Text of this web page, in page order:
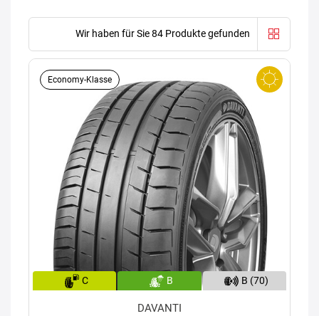
Wir haben für Sie 84 Produkte gefunden
Economy-Klasse
C B B (70)
DAVANTI